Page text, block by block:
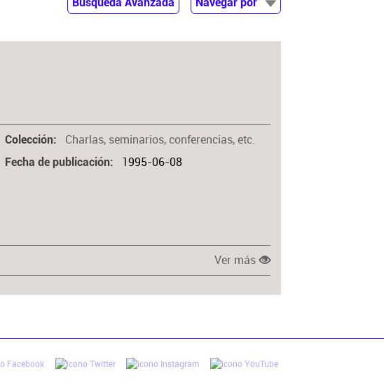
Búsqueda Avanzada
Navegar por
Colección Charlas, seminarios, conferencias, etc.
Fecha de publicación 1995-06-08
Ver más